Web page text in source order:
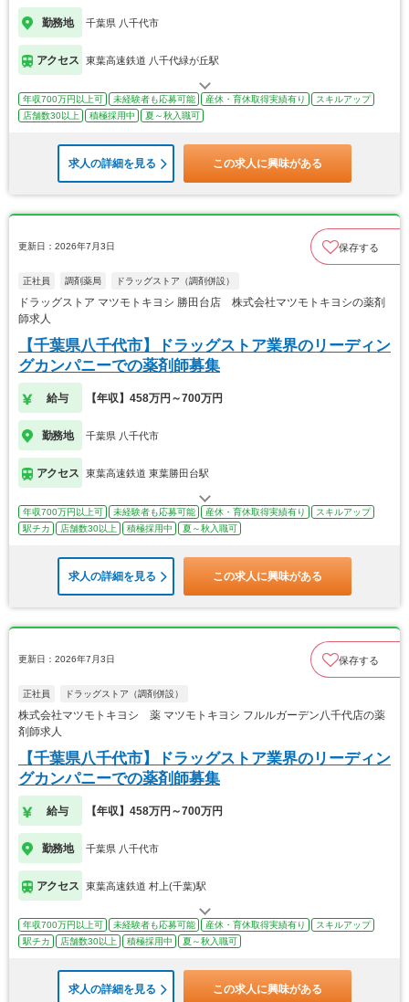
勤務地 千葉県 八千代市
アクセス 東葉高速鉄道 八千代緑が丘駅
年収700万円以上可 未経験者も応募可能 産休・育休取得実績有り
スキルアップ
店舗数30以上
積極採用中 夏～秋入職可
求人の詳細を見る この求人に興味がある
更新日：2026年7月3日 保存する
正社員 調剤薬局 ドラッグストア（調剤併設）
ドラッグストア マツモトキヨシ 勝田台店 株式会社マツモトキヨシの薬剤
師求人
【千葉県八千代市】ドラッグストア業界のリーディン
グカンパニーでの薬剤師募集
給与 【年収】458万円～700万円
勤務地 千葉県 八千代市
アクセス 東葉高速鉄道 東葉勝田台駅
年収700万円以上可 未経験者も応募可能 産休・育休取得実績有り
スキルアップ
駅チカ
店舗数30以上 積極採用中 夏～秋入職可
求人の詳細を見る この求人に興味がある
更新日：2026年7月3日 保存する
正社員 ドラッグストア（調剤併設）
株式会社マツモトキヨシ 薬 マツモトキヨシ フルルガーデン八千代店の薬
剤師求人
【千葉県八千代市】ドラッグストア業界のリーディン
グカンパニーでの薬剤師募集
給与 【年収】458万円～700万円
勤務地 千葉県 八千代市
アクセス 東葉高速鉄道 村上(千葉)駅
年収700万円以上可 未経験者も応募可能 産休・育休取得実績有り
スキルアップ
駅チカ
店舗数30以上 積極採用中 夏～秋入職可
求人の詳細を見る この求人に興味がある